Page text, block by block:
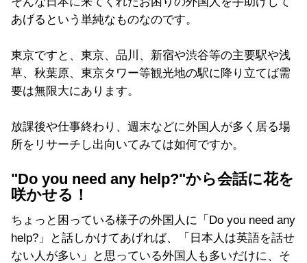
あげるという単純なものなのです。
東京ですと、東京、品川、新宿や渋谷等の主要駅や浅
草、秋葉原、東京タワー等観光地の駅に降り立てば需
要は無限大にあります。
放課後や仕事終わり、週末などに外国人が多く居る場
所をリサーチし出向いてみては如何ですか。
"Do you need any help?"から会話に花を
咲かせる！
ちょっと困っている様子の外国人に「Do you need any
help?」と話しかけてあげれば、「日本人は英語を話せ
ない人が多い」と思っている外国人も多いだけに、そ